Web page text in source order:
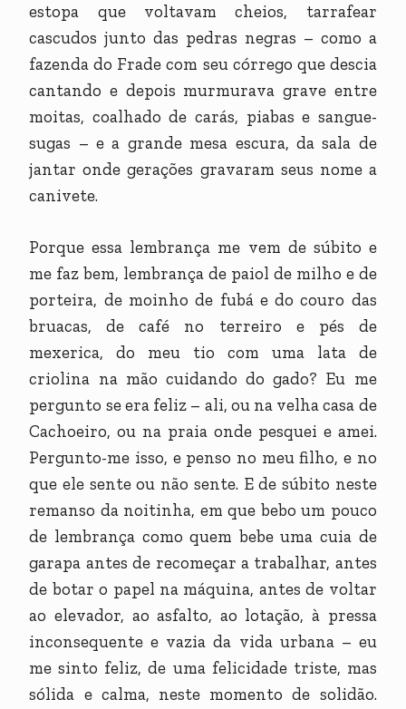
estopa que voltavam cheios, tarrafear
cascudos junto das pedras negras – como a
fazenda do Frade com seu córrego que descia
cantando e depois murmurava grave entre
moitas, coalhado de carás, piabas e sangue-
sugas – e a grande mesa escura, da sala de
jantar onde gerações gravaram seus nome a
canivete.
Porque essa lembrança me vem de súbito e
me faz bem, lembrança de paiol de milho e de
porteira, de moinho de fubá e do couro das
bruacas, de café no terreiro e pés de
mexerica, do meu tio com uma lata de
criolina na mão cuidando do gado? Eu me
pergunto se era feliz – ali, ou na velha casa de
Cachoeiro, ou na praia onde pesquei e amei.
Pergunto-me isso, e penso no meu filho, e no
que ele sente ou não sente. E de súbito neste
remanso da noitinha, em que bebo um pouco
de lembrança como quem bebe uma cuia de
garapa antes de recomeçar a trabalhar, antes
de botar o papel na máquina, antes de voltar
ao elevador, ao asfalto, ao lotação, à pressa
inconsequente e vazia da vida urbana – eu
me sinto feliz, de uma felicidade triste, mas
sólida e calma, neste momento de solidão.